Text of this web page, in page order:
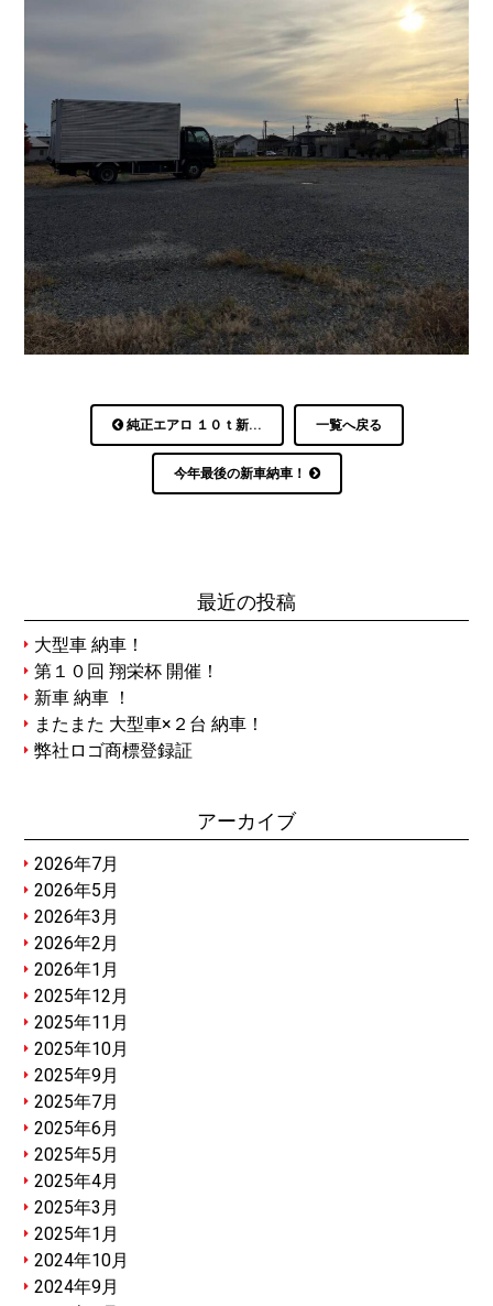
純正エアロ １０ｔ新... 一覧へ戻る
今年最後の新車納車！
最近の投稿
大型車 納車！
第１０回 翔栄杯 開催！
新車 納車 ！
またまた 大型車×２台 納車！
弊社ロゴ商標登録証
アーカイブ
2026年7月
2026年5月
2026年3月
2026年2月
2026年1月
2025年12月
2025年11月
2025年10月
2025年9月
2025年7月
2025年6月
2025年5月
2025年4月
2025年3月
2025年1月
2024年10月
2024年9月